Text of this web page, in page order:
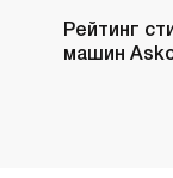
Рейтинг
машин